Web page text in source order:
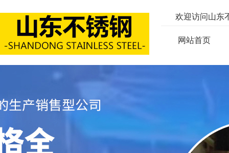
欢迎访问山东
网站首页